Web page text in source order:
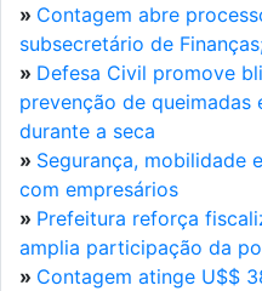
» Contagem abre
subsecretário de
» Defesa Civil promove
prevenção de queimadas
durante a seca
» Segurança, mobilidade
com empresários
» Prefeitura reforça
amplia participação da
» Contagem atinge U$$